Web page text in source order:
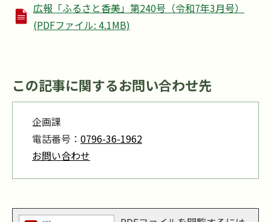
広報「ふるさと香美」第240号（令和7年3月号）
(PDFファイル: 4.1MB)
この記事に関するお問い合わせ先
企画課
電話番号： 0796-36-1962
お問い合わせ